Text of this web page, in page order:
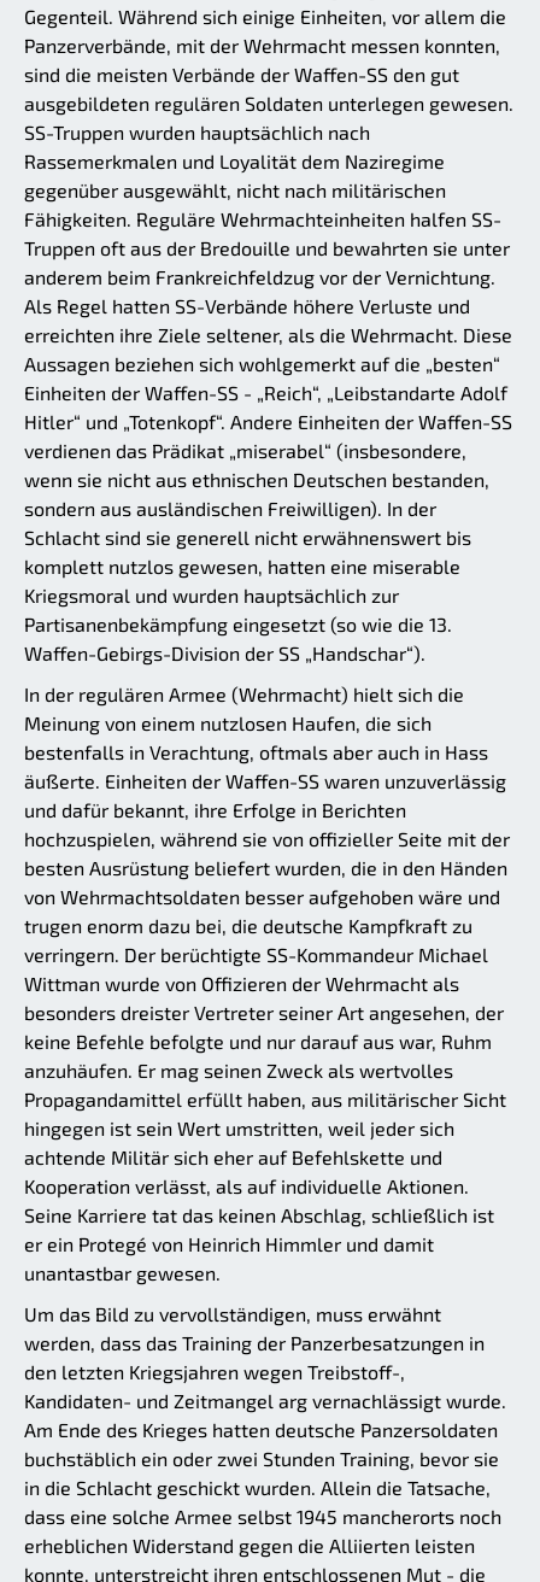
Gegenteil. Während sich einige Einheiten, vor allem die
Panzerverbände, mit der Wehrmacht messen konnten,
sind die meisten Verbände der Waffen-SS den gut
ausgebildeten regulären Soldaten unterlegen gewesen.
SS-Truppen wurden hauptsächlich nach
Rassemerkmalen und Loyalität dem Naziregime
gegenüber ausgewählt, nicht nach militärischen
Fähigkeiten. Reguläre Wehrmachteinheiten halfen SS-
Truppen oft aus der Bredouille und bewahrten sie unter
anderem beim Frankreichfeldzug vor der Vernichtung.
Als Regel hatten SS-Verbände höhere Verluste und
erreichten ihre Ziele seltener, als die Wehrmacht. Diese
Aussagen beziehen sich wohlgemerkt auf die „besten“
Einheiten der Waffen-SS - „Reich“, „Leibstandarte Adolf
Hitler“ und „Totenkopf“. Andere Einheiten der Waffen-SS
verdienen das Prädikat „miserabel“ (insbesondere,
wenn sie nicht aus ethnischen Deutschen bestanden,
sondern aus ausländischen Freiwilligen). In der
Schlacht sind sie generell nicht erwähnenswert bis
komplett nutzlos gewesen, hatten eine miserable
Kriegsmoral und wurden hauptsächlich zur
Partisanenbekämpfung eingesetzt (so wie die 13.
Waffen-Gebirgs-Division der SS „Handschar“).
In der regulären Armee (Wehrmacht) hielt sich die
Meinung von einem nutzlosen Haufen, die sich
bestenfalls in Verachtung, oftmals aber auch in Hass
äußerte. Einheiten der Waffen-SS waren unzuverlässig
und dafür bekannt, ihre Erfolge in Berichten
hochzuspielen, während sie von offizieller Seite mit der
besten Ausrüstung beliefert wurden, die in den Händen
von Wehrmachtsoldaten besser aufgehoben wäre und
trugen enorm dazu bei, die deutsche Kampfkraft zu
verringern. Der berüchtigte SS-Kommandeur Michael
Wittman wurde von Offizieren der Wehrmacht als
besonders dreister Vertreter seiner Art angesehen, der
keine Befehle befolgte und nur darauf aus war, Ruhm
anzuhäufen. Er mag seinen Zweck als wertvolles
Propagandamittel erfüllt haben, aus militärischer Sicht
hingegen ist sein Wert umstritten, weil jeder sich
achtende Militär sich eher auf Befehlskette und
Kooperation verlässt, als auf individuelle Aktionen.
Seine Karriere tat das keinen Abschlag, schließlich ist
er ein Protegé von Heinrich Himmler und damit
unantastbar gewesen.
Um das Bild zu vervollständigen, muss erwähnt
werden, dass das Training der Panzerbesatzungen in
den letzten Kriegsjahren wegen Treibstoff-,
Kandidaten- und Zeitmangel arg vernachlässigt wurde.
Am Ende des Krieges hatten deutsche Panzersoldaten
buchstäblich ein oder zwei Stunden Training, bevor sie
in die Schlacht geschickt wurden. Allein die Tatsache,
dass eine solche Armee selbst 1945 mancherorts noch
erheblichen Widerstand gegen die Alliierten leisten
konnte, unterstreicht ihren entschlossenen Mut - die